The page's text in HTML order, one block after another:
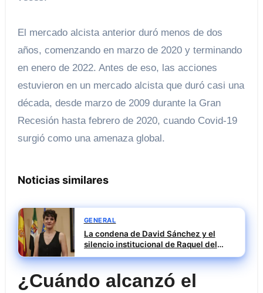
El mercado alcista anterior duró menos de dos
años, comenzando en marzo de 2020 y terminando
en enero de 2022. Antes de eso, las acciones
estuvieron en un mercado alcista que duró casi una
década, desde marzo de 2009 durante la Gran
Recesión hasta febrero de 2020, cuando Covid-19
surgió como una amenaza global.
Noticias similares
GENERAL
La condena de David Sánchez y el
silencio institucional de Raquel del
Puerto
¿Cuándo alcanzó el